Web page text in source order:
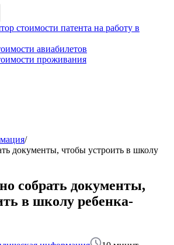
стоимости патента на работу в
авиабилетов
проживания
/
документы, чтобы устроить в школу
собрать документы,
в школу ребенка-